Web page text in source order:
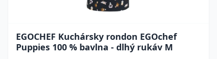
EGOCHEF Kuchársky rondon EGOchef
Puppies 100 % bavlna - dlhý rukáv M